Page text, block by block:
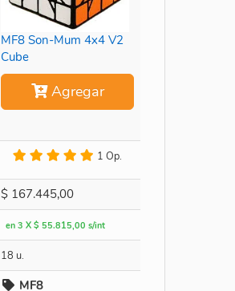
MF8 Son-Mum 4x4 V2
Cube
Agregar
1 Op.
$ 167.445,00
en 3 X $ 55.815,00 s/int
18 u.
MF8